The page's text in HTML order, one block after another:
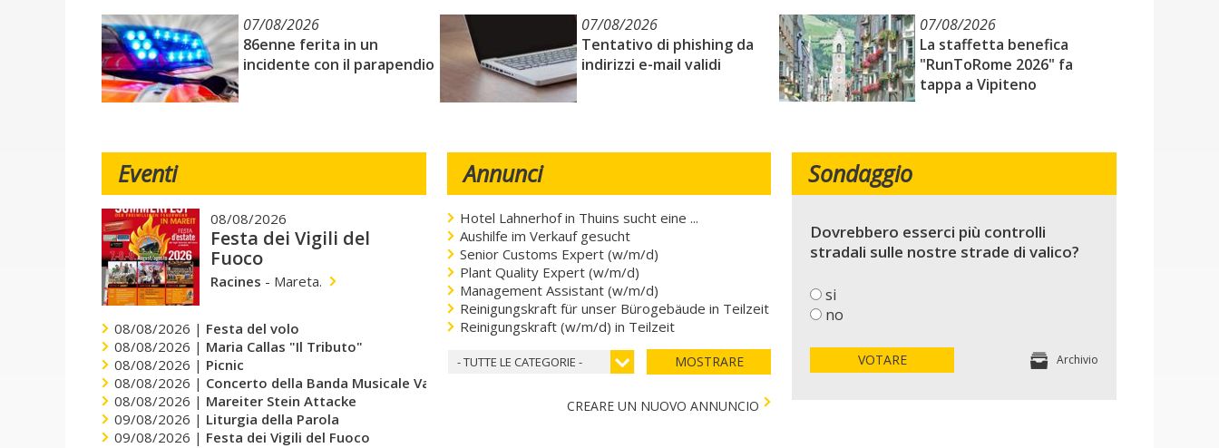
07/08/2026
86enne ferita in un
incidente con il parapendio
07/08/2026
Tentativo di phishing da
indirizzi e-mail validi
07/08/2026
La staffetta benefica
"RunToRome 2026" fa
tappa a Vipiteno
Eventi
08/08/2026
Festa dei Vigili del
Fuoco
Racines - Mareta.
08/08/2026 | Festa del volo
08/08/2026 | Maria Callas "Il Tributo"
08/08/2026 | Picnic
08/08/2026 | Concerto della Banda Musicale Val di Vizze
08/08/2026 | Mareiter Stein Attacke
09/08/2026 | Liturgia della Parola
09/08/2026 | Festa dei Vigili del Fuoco
Annunci
Hotel Lahnerhof in Thuins sucht eine ...
Aushilfe im Verkauf gesucht
Senior Customs Expert (w/m/d)
Plant Quality Expert (w/m/d)
Management Assistant (w/m/d)
Reinigungskraft für unser Bürogebäude in Teilzeit
Reinigungskraft (w/m/d) in Teilzeit
- TUTTE LE CATEGORIE - MOSTRARE
CREARE UN NUOVO ANNUNCIO
Sondaggio
Dovrebbero esserci più controlli
stradali sulle nostre strade di valico?
si
no
VOTARE Archivio